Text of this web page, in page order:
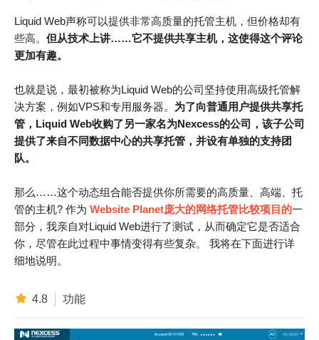
Liquid Web声称可以提供非常高质量的托管主机，但价格却有
些高。 但从技术上讲……它不提供共享主机，这使得这个评论
更加有趣。
也就是说，最初被称为Liquid Web的公司坚持使用高级托管解
决方案，例如VPS和专用服务器。 为了向普通用户提供共享托
管，Liquid Web收购了另一家名为Nexcess的公司，该子公司
提供了来自不同数据中心的共享托管，并设有单独的支持团
队。
那么……这个动态组合能否提供你所需要的高质量、高端、托
管的主机? 作为 Website Planet庞大的网络托管比较项目的一
部分，我亲自对Liquid Web进行了测试，从而确定它是否适合
你，尽管在此过程中事情变得有些复杂。 我将在下面进行详
细地说明。
4.8 功能